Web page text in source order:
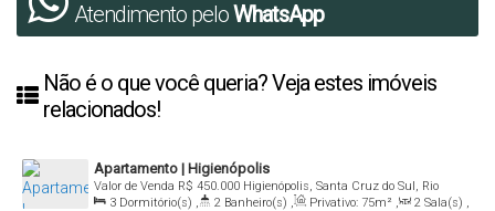
Atendimento peloWhatsApp
Não é o que você queria? Veja estes imóveis
relacionados!
Apartamento | Higienópolis
R$ 450.000
Valor de Venda
Higienópolis, Santa Cruz do Sul, Rio
Grande do Sul, Brasil
3 Dormitório(s) , 2 Banheiro(s) , Privativo: 75m² , 2 Sala(s) ,